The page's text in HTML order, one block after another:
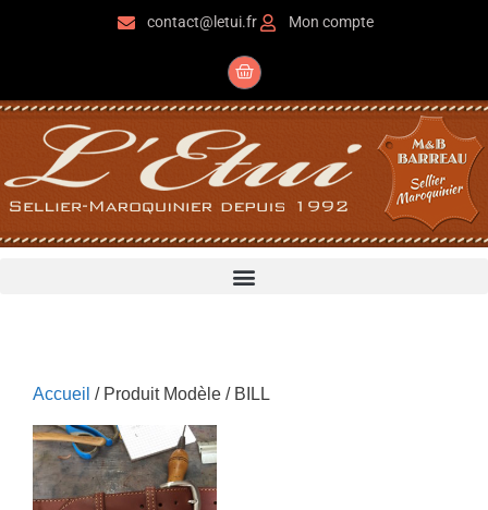
contact@letui.fr Mon compte
Accueil / Produit Modèle / BILL